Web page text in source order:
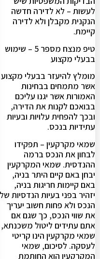
לעשות – לא לדירה חדשה
הנקנית מקבלן ולא לדירה
קיימת.
טיפ מנצח מספר 5 – שימוש
בבעלי מקצוע
מומלץ להיעזר בבעלי מקצוע
אשר מתמחים בבחינות
האמורות אשר יגנו עליכם
בבואכם לקנות את הדירה,
ובכך להפחית עלויות ובעיות
עתידיות בנכס.
שמאי מקרקעין – תפקידו
לבחון את הנכס ברמה
ההנדסית. שמאי המקרקעין
יבחן באם קיים היתר בניה,
באם קיימות חריגות בניה,
יזהיר בפני בעיות הנדסיות של
הנכס ולא פחות חשוב יעריך
את שווי הנכס, כך שגם אם
אתם עתידים ליטול משכנתא,
שמאי מקרקעין הינו קריטי
לעסקה. לסיכום, שמאי
המקרקעין הוא החותמת